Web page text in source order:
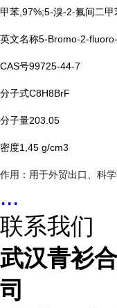
甲苯,97%;5-溴-2-氟间二
英文名称5-Bromo-2-
CAS号99725-44-7
分子式C8H8BrF
分子量203.05
密度1,45 g/cm3
作用：用于外贸出口、科
...
联系我们
武汉青衫
司